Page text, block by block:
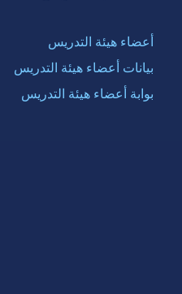
أعضاء هيئة التدريس
بيانات أعضاء هيئة التدريس
بوابة أعضاء هيئة التدريس